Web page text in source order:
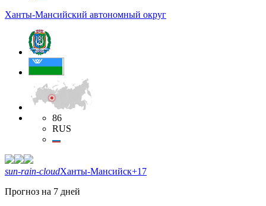
Ханты-Мансийский автономный округ
86
RUS
sun-rain-cloudХанты-Мансийск+17
Прогноз на 7 дней